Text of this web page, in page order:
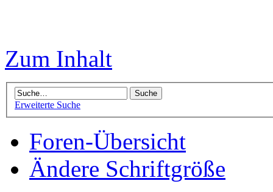
Zum Inhalt
Erweiterte Suche
Foren-Übersicht
Ändere Schriftgröße